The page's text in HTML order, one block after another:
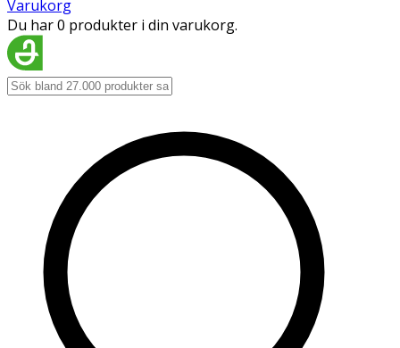
Varukorg
Du har 0 produkter i din varukorg.